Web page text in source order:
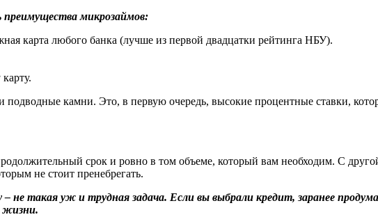
преимущества микрозаймов:
карта любого банка (лучше из первой двадцатки рейтинга НБУ).
подводные камни. Это, в первую очередь, высокие процентные ставки,
срок и ровно в том объеме, который вам необходим. С
не стоит пренебрегать.
– не такая уж и трудная задача. Если вы выбрали кредит, заранее
жизни.